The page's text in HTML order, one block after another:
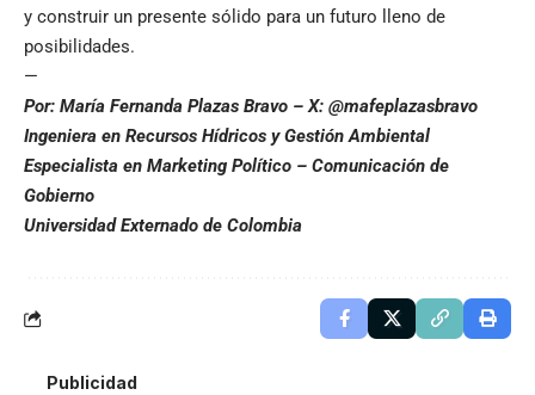
y construir un presente sólido para un futuro lleno de
posibilidades.
—
Por: María Fernanda Plazas Bravo – X: @mafeplazasbravo
Ingeniera en Recursos Hídricos y Gestión Ambiental
Especialista en Marketing Político – Comunicación de
Gobierno
Universidad Externado de Colombia
Publicidad